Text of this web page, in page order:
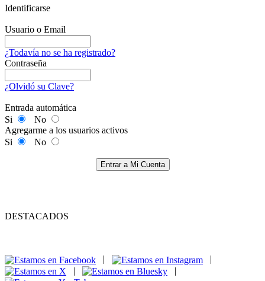
Identificarse
Usuario o Email
¿Todavía no se ha registrado?
Contraseña
¿Olvidó su Clave?
Entrada automática
Si
No
Agregarme a los usuarios activos
Si
No
Entrar a Mi Cuenta
DESTACADOS
|
|